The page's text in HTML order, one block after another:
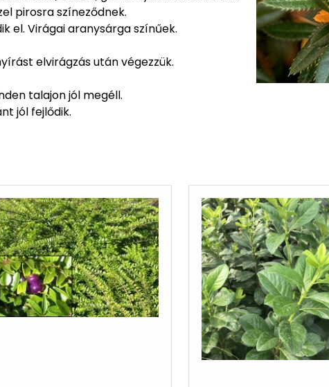
pirosra színeződnek.
el. Virágai aranysárga színűek.
elvirágzás után végezzük.
talajon jól megéll.
jól fejlődik.